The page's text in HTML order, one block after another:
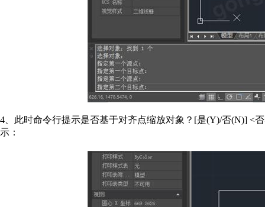
4、此时命令行提示是否基于对齐点缩放对象？[是(Y)/否(N)] <
示：